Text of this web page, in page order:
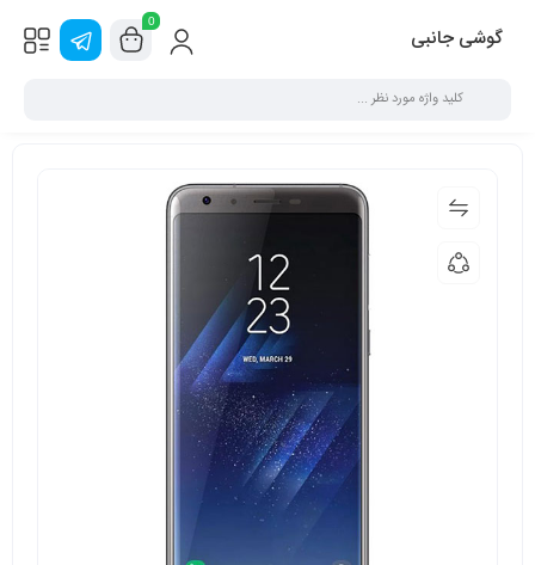
گوشی جانبی
0